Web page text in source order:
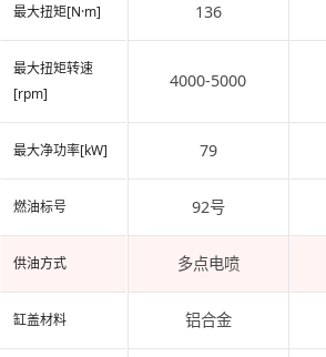
最大扭矩[N·m]
最大扭矩转速
[rpm]
最大净功率[kW]
燃油标号
供油方式
缸盖材料
136
4000-5000
79
92号
多点电喷
铝合金